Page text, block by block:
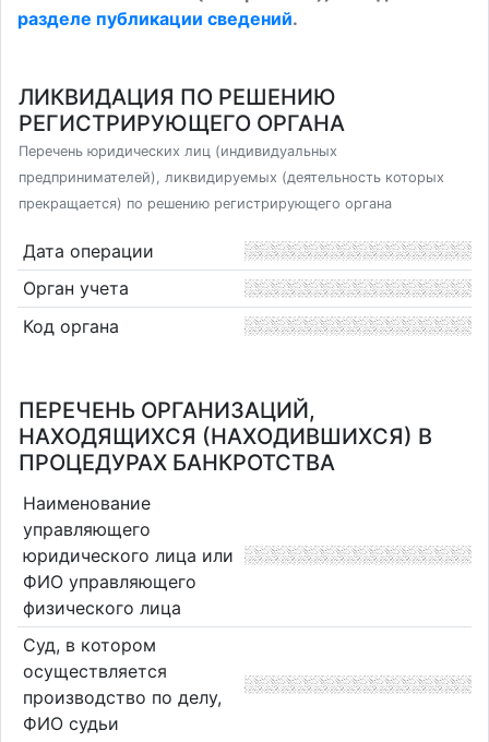
разделе публикации сведений.
ЛИКВИДАЦИЯ ПО РЕШЕНИЮ
РЕГИСТРИРУЮЩЕГО ОРГАНА
Перечень юридических лиц (индивидуальных
предпринимателей), ликвидируемых (деятельность которых
прекращается) по решению регистрирующего органа
Дата операции
Орган учета
Код органа
ПЕРЕЧЕНЬ ОРГАНИЗАЦИЙ,
НАХОДЯЩИХСЯ (НАХОДИВШИХСЯ) В
ПРОЦЕДУРАХ БАНКРОТСТВА
Наименование
управляющего
юридического лица или
ФИО управляющего
физического лица
Суд, в котором
осуществляется
производство по делу,
ФИО судьи